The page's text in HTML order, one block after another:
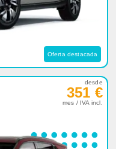
Oferta destacada
desde
351 €
mes / IVA incl.